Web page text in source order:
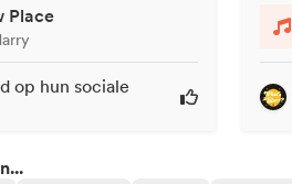
Place
op hun sociale